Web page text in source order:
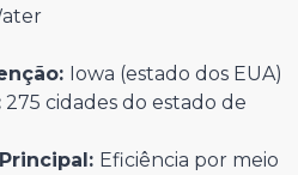
Iowa (estado dos EUA)
275 cidades do estado de
Eficiência por meio